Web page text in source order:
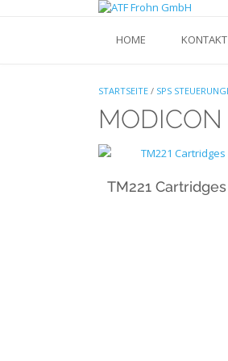
HOME KONTAKT
STARTSEITE / SPS
MODICON
TM221 Cartridges